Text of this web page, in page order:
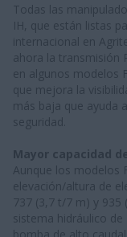
Todas las
IH, que están listas
internacional en
ahora la transmisión
en algunos modelos
que mejora la
más baja que ayuda
seguridad.
Mayor capacidad
Aunque los modelos
elevación/altura de
737 (3,7 t/7 m) y 935
sistema hidráulico